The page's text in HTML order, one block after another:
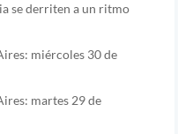
se derriten a un ritmo
miércoles 30 de
martes 29 de